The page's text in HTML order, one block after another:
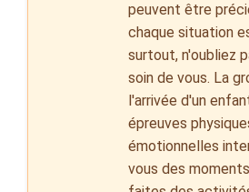
peuvent être
chaque situation
surtout, n'oubliez
soin de vous. La
l'arrivée d'un
épreuves
émotionnelles
vous des